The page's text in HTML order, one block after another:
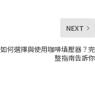
NEXT
如何選擇與使用咖啡填壓器？完
整指南告訴你